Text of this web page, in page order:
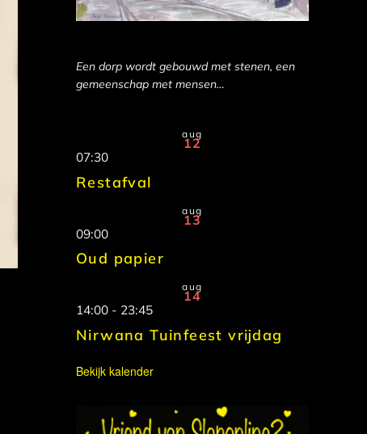
Een dorp wordt gebouwd met stenen, een
gemeenschap met mensen…
aug
12
07:30
Restafval
aug
13
09:00
Oud papier
aug
14
14:00 - 23:45
Nirwana Tuinfeest vrijdag
Bekijk kalender